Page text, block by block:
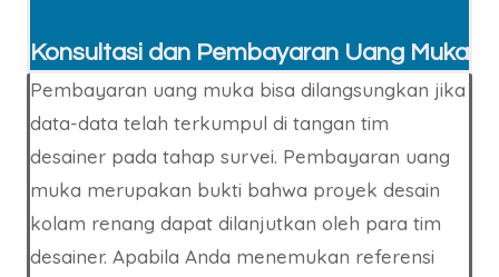
Konsultasi dan Pembayaran Uang Muka
Pembayaran uang muka bisa dilangsungkan jika
data-data telah terkumpul di tangan tim
desainer pada tahap survei. Pembayaran uang
muka merupakan bukti bahwa proyek desain
kolam renang dapat dilanjutkan oleh para tim
desainer. Apabila Anda menemukan referensi